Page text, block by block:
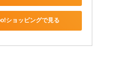
ショッピングで見る